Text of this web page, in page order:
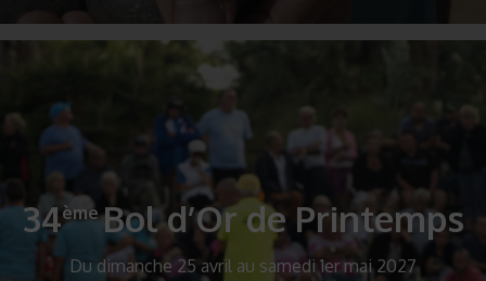
34èmeBol d’Or de Printemps
Du dimanche 25 avril au samedi 1er mai 2027